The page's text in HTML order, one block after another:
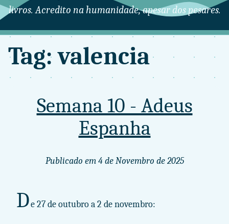
livros. Acredito na humanidade, apesar dos pesares.
Tag: valencia
Semana 10 - Adeus
Espanha
Publicado em4 de Novembro de 2025
De 27 de outubro a 2 de novembro: